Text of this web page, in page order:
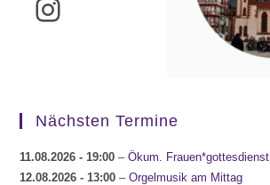
Instagram
Nächsten Termine
11.08.2026 - 19:00 –Ökum. Frauen*gottesdienst
12.08.2026 - 13:00 –Orgelmusik am Mittag